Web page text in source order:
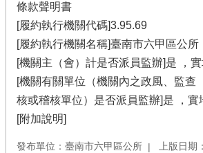
條款聲明書
[履約執行機關代碼]3.95.69
[履約執行機關名稱]臺南市六甲區公所
[機關主（會）計是否派員監辦]是 ，
[機關有關單位（機關內之政風、監查
核或稽核單位）是否派員監辦]是 ，實
[附加說明]
發布單位：臺南市六甲區公所
上版日